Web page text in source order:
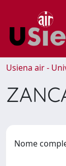
Usiena air -
Nome